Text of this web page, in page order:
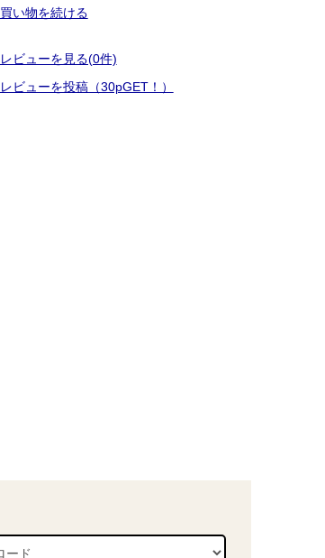
買い物を続ける
レビューを見る(0件)
レビューを投稿（30pGET！）